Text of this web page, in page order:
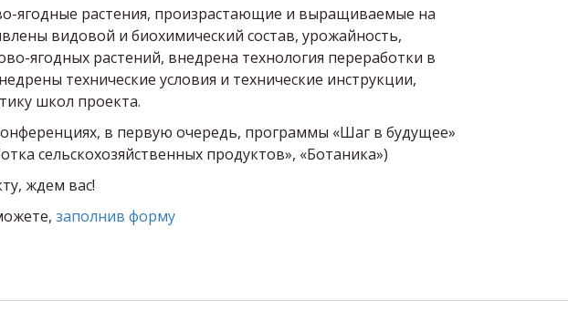
ягодные растения, произрастающие и выращиваемые на
видовой и биохимический состав, урожайность,
ягодных растений, внедрена технология переработки в
технические условия и технические инструкции,
школ проекта.
в первую очередь, программы «Шаг в будущее»
сельскохозяйственных продуктов», «Ботаника»)
ждем вас!
заполнив форму